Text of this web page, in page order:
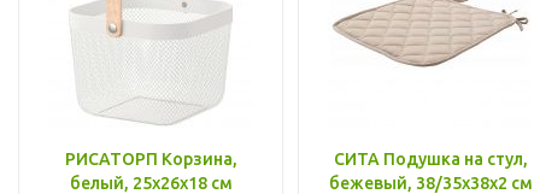
РИСАТОРП Корзина,
белый, 25x26x18 см
СИТА Подушка на стул,
бежевый, 38/35x38x2 см